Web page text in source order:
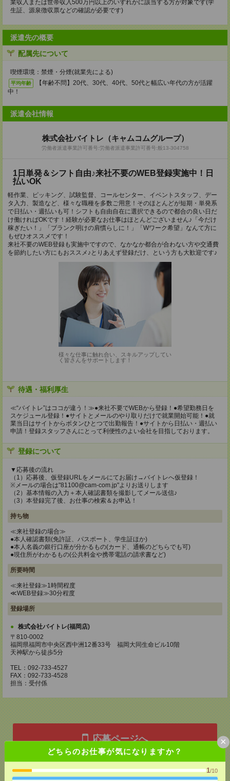
どちらのお仕事が気になりますか？
1/10
×
業収入または世帯収入500万円以上のいずれかに該当する方が対象です(学
生証、源泉徴収票などの確認が必要です)
派遣先の概要
配属先について
喫煙環境：禁煙・分煙(就業先による)
平均年齢
【年齢不問】20代、30代、40代、50代と幅広い年代の方が活躍
中！
派遣会社情報
株式会社バイトレ（キャムコムグループ）
労働者派遣事業許可番号:労働者派遣事業許可番号:般13-304758
1日単発＆シフト自由♪来社不要のWEB登録実施中！日
払いOK
軽作業、ピッキング、試験監督、コールセンター、イベントスタッフ、デー
タ入力、製造など、様々な職種を多数ご用意！そのほとんどが短期・単発系
で日払い・週払いも可！シフトも自由自在に選択できるので都合の良い日だ
け働ければOKです！経験が必要なお仕事はほとんどございません♪「今だけ
稼ぎたい！」「ブランク明けの肩慣らしに！」「Wワーク希望」なんて方に
もぜひオススメです！
来社不要のWEB登録も実施中ですので、なかなか都合が合わない方や交通費
を節約したい方にもおススメ♪とりあえず登録だけ、という方も大歓迎です♪
様々な仕事に触れ合い、スキルアップしてい
く皆さんをサポートします！
待遇・福利厚生
≪“バイトレ”はココが違う！≫●来社不要でWEBから登録！●希望勤務日を
スケジュール登録！●サイトとメールのやり取りだけで就業開始可能！●就
業当日はサイトからボタンひとつで出勤報告！●サイトから日払い・週払い
申請！登録スタッフさんにとって利便性のよい会社を目指しております。
登録について
▼応募後の流れ
（1）応募後、仮登録URLをメールにてお届け→バイトレへ仮登録！
※メールの場合は"81100@cam-com.jp"よりお送りします
（2）基本情報の入力＋本人確認書類を撮影してメール送信♪
（3）本登録完了後、お仕事の検索＆お申込！
持ち物
≪来社登録の場合≫
●本人確認書類(免許証、パスポート、学生証ほか)
●本人名義の銀行口座が分かるもの(カード、通帳のどちらでも可)
●現住所がわかるもの(公共料金や携帯電話の請求書など)
所要時間
≪来社登録≫1時間程度
≪WEB登録≫30分程度
登録場所
株式会社バイトレ(福岡店)
〒810-0002
福岡県福岡市中央区西中洲12番33号 福岡大同生命ビル10階
天神駅から徒歩5分
TEL：092-733-4527
FAX：092-733-4528
担当：受付係
応募ページへ
気になる！